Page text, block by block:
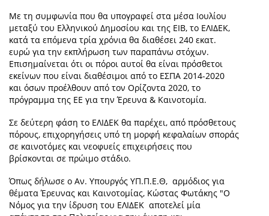
Με τη συμφωνία που θα υπογραφεί στα μέσα Ιουλίου
μεταξύ του Ελληνικού Δημοσίου και της ΕΙΒ, το EΛΙΔΕΚ,
κατά τα επόμενα τρία χρόνια θα διαθέσει 240 εκατ.
ευρώ για την εκπλήρωση των παραπάνω στόχων.
Επισημαίνεται ότι οι πόροι αυτοί θα είναι πρόσθετοι
εκείνων που είναι διαθέσιμοι από το ΕΣΠΑ 2014-2020
και όσων προέλθουν από τον Ορίζοντα 2020, το
πρόγραμμα της ΕΕ για την Έρευνα & Καινοτομία.
Σε δεύτερη φάση το ΕΛΙΔΕΚ θα παρέχει, από πρόσθετους
πόρους, επιχορηγήσεις υπό τη μορφή κεφαλαίων σποράς
σε καινοτόμες και νεοφυείς επιχειρήσεις που
βρίσκονται σε πρώιμο στάδιο.
Όπως δήλωσε ο Αν. Υπουργός ΥΠ.Π.Ε.Θ, αρμόδιος για
θέματα Έρευνας και Καινοτομίας, Κώστας Φωτάκης "Ο
Νόμος για την ίδρυση του EΛΙΔΕΚ αποτελεί μία